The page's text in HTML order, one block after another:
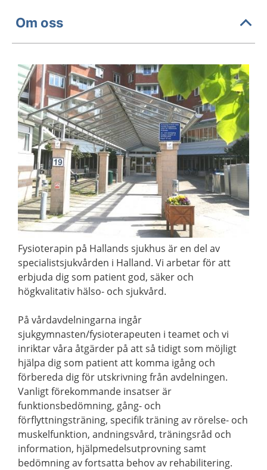
Om oss
Fysioterapin på Hallands sjukhus är en del av
specialistsjukvården i Halland. Vi arbetar för att
erbjuda dig som patient god, säker och
högkvalitativ hälso- och sjukvård.
På vårdavdelningarna ingår
sjukgymnasten/fysioterapeuten i teamet och vi
inriktar våra åtgärder på att så tidigt som möjligt
hjälpa dig som patient att komma igång och
förbereda dig för utskrivning från avdelningen.
Vanligt förekommande insatser är
funktionsbedömning, gång- och
förflyttningsträning, specifik träning av rörelse- och
muskelfunktion, andningsvård, träningsråd och
information, hjälpmedelsutprovning samt
bedömning av fortsatta behov av rehabilitering.